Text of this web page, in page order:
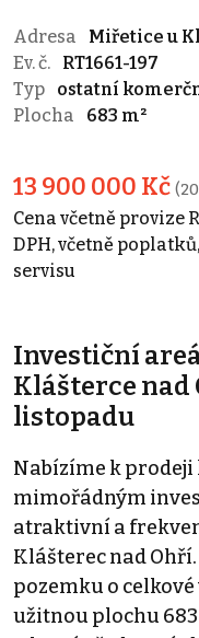
Adresa
Miřetice u
Ev. č.
RT1661-197
Typ
ostatní
Plocha
683 m²
13 900 000 Kč
Cena včetně provize
DPH, včetně
servisu
Investiční
Klášterce nad
listopadu
Nabízíme k
mimořádným
atraktivní a
Klášterec nad
pozemku o celkové
užitnou plochu 683